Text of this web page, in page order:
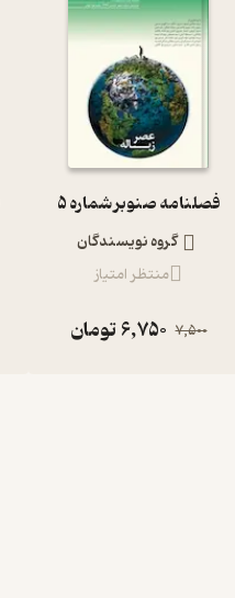
فصلنامه صنوبر شماره 5
گروه نویسندگان
منتظر امتیاز
7,500
6,750تومان